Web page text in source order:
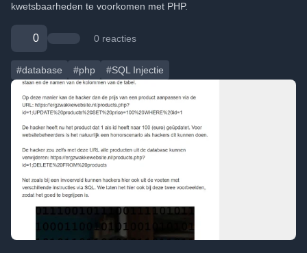
kwetsbaarheden te voorkomen met PHP.
0 0 reacties
#database #php #SQL Injectie